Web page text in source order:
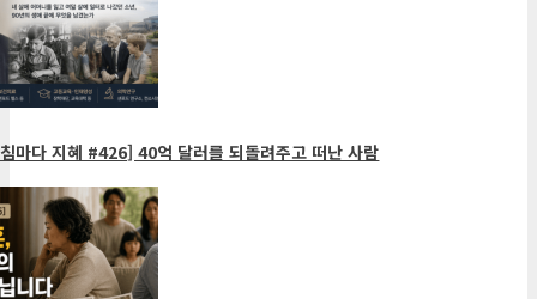
마다 지혜 #426] 40억 달러를 되돌려주고 떠난 사람